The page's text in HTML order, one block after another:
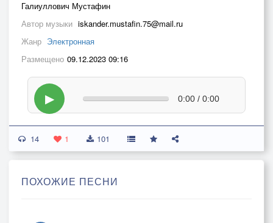
Галиуллович Мустафин
Автор музыки iskander.mustafin.75@mail.ru
Жанр Электронная
Размещено 09.12.2023 09:16
▶ 0:00 / 0:00
14 1 101
ПОХОЖИЕ ПЕСНИ